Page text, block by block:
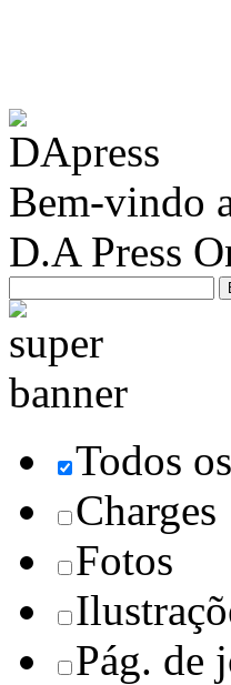
Bem-vindo
D.A Press
Todos
Charges
Fotos
Pág. de